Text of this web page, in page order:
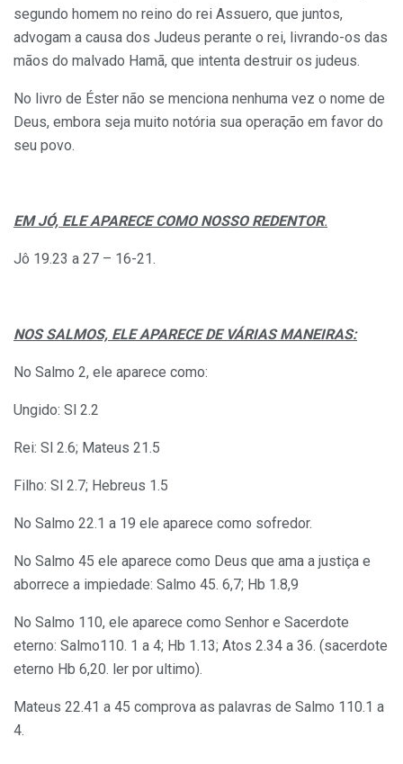
segundo homem no reino do rei Assuero, que juntos,
advogam a causa dos Judeus perante o rei, livrando-os das
mãos do malvado Hamã, que intenta destruir os judeus.
No livro de Éster não se menciona nenhuma vez o nome de
Deus, embora seja muito notória sua operação em favor do
seu povo.
EM JÓ, ELE APARECE COMO NOSSO REDENTOR.
Jô 19.23 a 27 – 16-21.
NOS SALMOS, ELE APARECE DE VÁRIAS MANEIRAS:
No Salmo 2, ele aparece como:
Ungido: Sl 2.2
Rei: Sl 2.6; Mateus 21.5
Filho: Sl 2.7; Hebreus 1.5
No Salmo 22.1 a 19 ele aparece como sofredor.
No Salmo 45 ele aparece como Deus que ama a justiça e
aborrece a impiedade: Salmo 45. 6,7; Hb 1.8,9
No Salmo 110, ele aparece como Senhor e Sacerdote
eterno: Salmo110. 1 a 4; Hb 1.13; Atos 2.34 a 36. (sacerdote
eterno Hb 6,20. ler por ultimo).
Mateus 22.41 a 45 comprova as palavras de Salmo 110.1 a
4.